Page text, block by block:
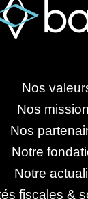
Nos
Nos
Nos
Notre
Notre
fiscales